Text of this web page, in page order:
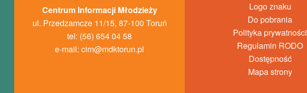
Centrum Informacji Młodzieży
ul. Przedzamcze 11/15, 87-100 Toruń
tel: (56) 654 04 58
e-mail: cim@mdktorun.pl
Logo znaku
Do pobrania
Polityka prywatności
Regulamin RODO
Dostępność
Mapa strony